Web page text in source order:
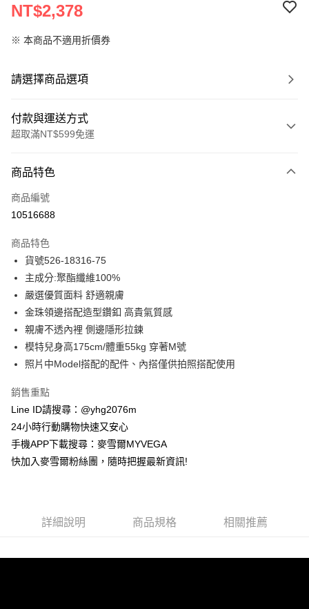
NT$2,378
※ 本商品不適用折價券
請選擇商品選項
付款與運送方式
超取滿NT$599免運
信用卡一次付款
信用卡分期付款
合作金庫商業銀行
華南商業銀行
上海商業儲蓄銀行
國泰世華商業銀行
臺灣中小企業銀行
台中商業銀行
匯豐（台灣）商業銀行
聯邦商業銀行
元大商業銀行
永豐商業銀行
玉山商業銀行
星展（台灣）商業銀行
台灣樂天信用卡公司
超商取貨付款
LINE Pay
Apple Pay
街口支付
貨到付款
運送方式
全家取貨付款
每筆NT$100，滿NT$599(含以上)免運費
商品特色
商品編號
10516688
商品特色
貨號526-18316-75
主成分:聚酯纖維100%
嚴選優質面料 舒適親膚
金珠領邊搭配造型鑽釦 高貴氣質感
親膚不透內裡 側邊隱形拉鍊
模特兒身高175cm/體重55kg 穿著M號
照片中Model搭配的配件、內搭僅供拍照搭配使用
銷售重點
Line ID請搜尋：@yhg2076m
24小時行動購物快速又安心
手機APP下載搜尋：麥雪爾MYVEGA
快加入麥雪爾粉絲團，隨時把握最新資訊!
詳細說明 商品規格 相關推薦